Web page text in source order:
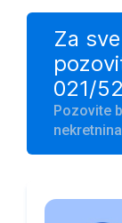
Za
021/
Pozovite